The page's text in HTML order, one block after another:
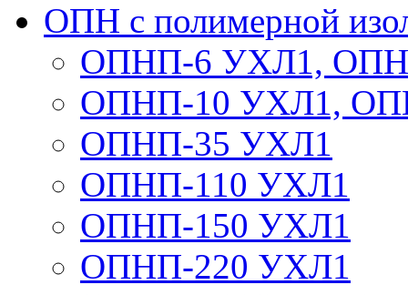
ОПН с полимерной
ОПНП-6 УХЛ1,
ОПНП-10 УХЛ1,
ОПНП-35 УХЛ1
ОПНП-110 УХЛ1
ОПНП-150 УХЛ1
ОПНП-220 УХЛ1